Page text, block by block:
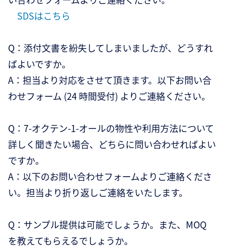
SDSはこちら
Q：添付文書を紛失してしまいましたが、どうすれ
ばよいですか。
A：担当より対応をさせて頂きます。以下お問い合
わせフォーム (24 時間受付) よりご連絡ください。
Q：7-オクテン-1-オールの物性や利用方法について
詳しく聞きたい場合、どちらに問い合わせればよい
ですか。
A：以下のお問い合わせフォームよりご連絡くださ
い。担当より折り返しご連絡をいたします。
Q：サンプル提供は可能でしょうか。また、MOQ
を教えてもらえるでしょうか。